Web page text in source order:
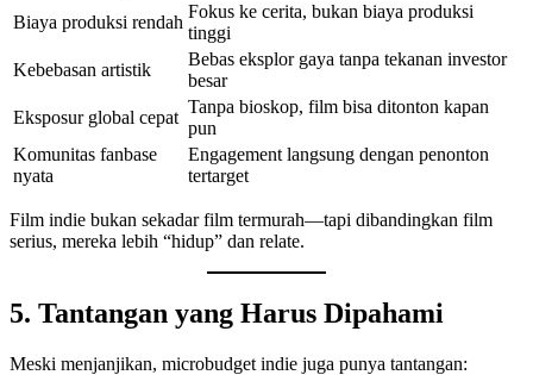
Biaya produksi rendah
Fokus ke cerita, bukan biaya produksi
tinggi
Kebebasan artistik
Bebas eksplor gaya tanpa tekanan investor
besar
Eksposur global cepat
Tanpa bioskop, film bisa ditonton kapan
pun
Komunitas fanbase
nyata
Engagement langsung dengan penonton
tertarget
Film indie bukan sekadar film termurah—tapi dibandingkan film
serius, mereka lebih “hidup” dan relate.
5. Tantangan yang Harus Dipahami
Meski menjanjikan, microbudget indie juga punya tantangan: